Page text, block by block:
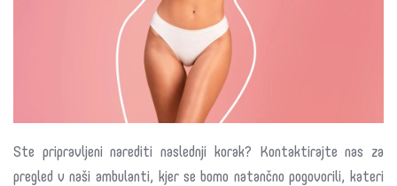
Ste pripravljeni narediti naslednji korak? Kontaktirajte nas za
pregled v naši ambulanti, kjer se bomo natančno pogovorili, kateri